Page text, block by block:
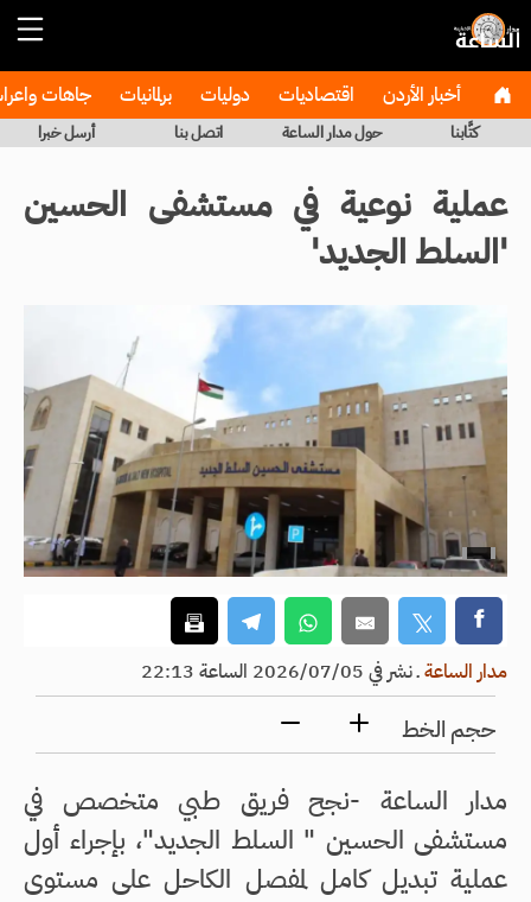
أخبار الأردن اقتصاديات دوليات برلمانيات جاهات
كتَّابنا حول مدار الساعة اتصل بنا أرسل خبرا
عملية نوعية في مستشفى الحسين
'السلط الجديد'
مدار الساعةـنشر في 2026/07/05 الساعة 22:13
حجم الخط
مدار الساعة -نجح فريق طبي متخصص في
مستشفى الحسين " السلط الجديد"، بإجراء أول
عملية تبديل كامل لمفصل الكاحل على مستوى